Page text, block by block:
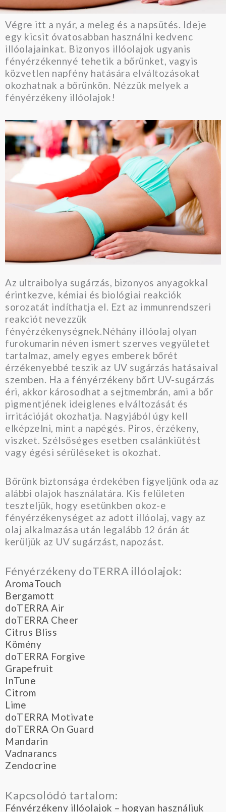
Végre itt a nyár, a meleg és a napsütés. Ideje
egy kicsit óvatosabban használni kedvenc
illóolajainkat. Bizonyos illóolajok ugyanis
fényérzékennyé tehetik a bőrünket, vagyis
közvetlen napfény hatására elváltozásokat
okozhatnak a bőrünkön. Nézzük melyek a
fényérzékeny illóolajok!
Az ultraibolya sugárzás, bizonyos anyagokkal
érintkezve, kémiai és biológiai reakciók
sorozatát indíthatja el. Ezt az immunrendszeri
reakciót nevezzük
fényérzékenységnek.Néhány illóolaj olyan
furokumarin néven ismert szerves vegyületet
tartalmaz, amely egyes emberek bőrét
érzékenyebbé teszik az UV sugárzás hatásaival
szemben. Ha a fényérzékeny bőrt UV-sugárzás
éri, akkor károsodhat a sejtmembrán, ami a bőr
pigmentjének ideiglenes elváltozását és
irritációját okozhatja. Nagyjából úgy kell
elképzelni, mint a napégés. Piros, érzékeny,
viszket. Szélsőséges esetben csalánkiütést
vagy égési sérüléseket is okozhat.
Bőrünk biztonsága érdekében figyeljünk oda az
alábbi olajok használatára. Kis felületen
teszteljük, hogy esetünkben okoz-e
fényérzékenységet az adott illóolaj, vagy az
olaj alkalmazása után legalább 12 órán át
kerüljük az UV sugárzást, napozást.
Fényérzékeny doTERRA illóolajok:
AromaTouch
Bergamott
doTERRA Air
doTERRA Cheer
Citrus Bliss
Kömény
doTERRA Forgive
Grapefruit
InTune
Citrom
Lime
doTERRA Motivate
doTERRA On Guard
Mandarin
Vadnarancs
Zendocrine
Kapcsolódó tartalom:
Fényérzékeny illóolajok – hogyan használjuk